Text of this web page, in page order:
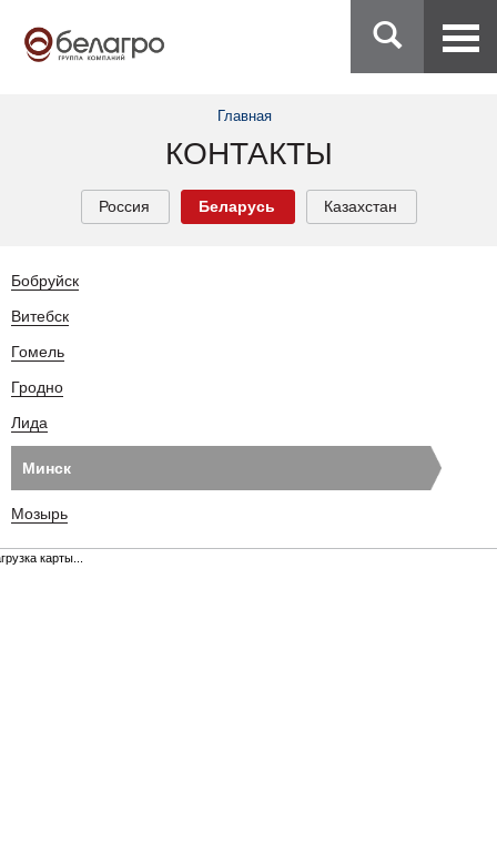
Главная
КОНТАКТЫ
Россия Беларусь Казахстан
Бобруйск
Витебск
Гомель
Гродно
Лида
Минск
Мозырь
карты...